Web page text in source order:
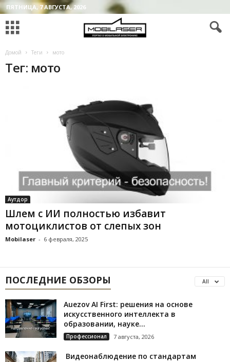
ПЯТНИЦА, 7 АВГУСТА, 2026
Домой Теги мото
Тег: мото
Аутдор
Шлем с ИИ полностью избавит
мотоциклистов от слепых зон
Mobilaser - 6 февраля, 2025
ПОСЛЕДНИЕ ОБЗОРЫ All
Auezov AI First: решения на основе
искусственного интеллекта в
образовании, науке...
Профессионал 7 августа, 2026
Видеонаблюдение по стандартам